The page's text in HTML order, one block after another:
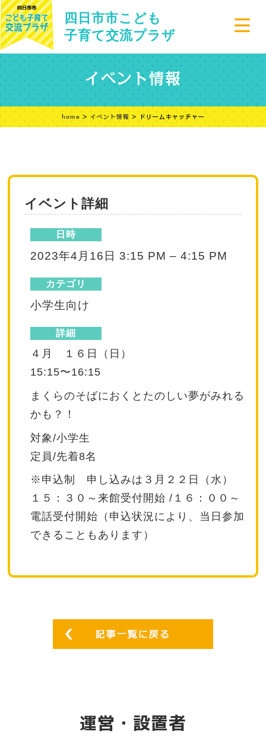
四日市市こども
子育て交流プラザ
イベント情報
home > イベント情報 > ドリームキャッチャー
イベント詳細
日時
2023年4月16日 3:15 PM –4:15 PM
カテゴリ
小学生向け
詳細
４月 １６日（日）
15:15〜16:15
まくらのそばにおくとたのしい夢がみれる
かも？！
対象/小学生
定員/先着8名
※申込制 申し込みは３月２２日（水）
１５：３０～来館受付開始 /１６：００～
電話受付開始（申込状況により、当日参加
できることもあります）
運営・設置者